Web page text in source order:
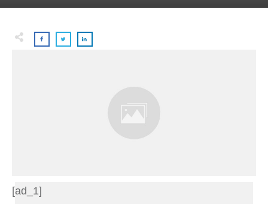
[ad_1]